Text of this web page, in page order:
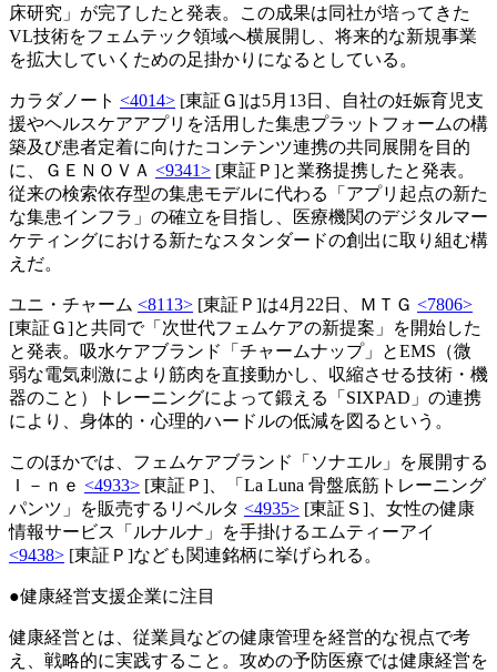
床研究」が完了したと発表。この成果は同社が培ってきた
VL技術をフェムテック領域へ横展開し、将来的な新規事業
を拡大していくための足掛かりになるとしている。
カラダノート <4014> [東証Ｇ]は5月13日、自社の妊娠育児支
援やヘルスケアアプリを活用した集患プラットフォームの構
築及び患者定着に向けたコンテンツ連携の共同展開を目的
に、ＧＥＮＯＶＡ <9341> [東証Ｐ]と業務提携したと発表。
従来の検索依存型の集患モデルに代わる「アプリ起点の新た
な集患インフラ」の確立を目指し、医療機関のデジタルマー
ケティングにおける新たなスタンダードの創出に取り組む構
えだ。
ユニ・チャーム <8113> [東証Ｐ]は4月22日、ＭＴＧ <7806>
[東証Ｇ]と共同で「次世代フェムケアの新提案」を開始した
と発表。吸水ケアブランド「チャームナップ」とEMS（微
弱な電気刺激により筋肉を直接動かし、収縮させる技術・機
器のこと）トレーニングによって鍛える「SIXPAD」の連携
により、身体的・心理的ハードルの低減を図るという。
このほかでは、フェムケアブランド「ソナエル」を展開する
Ｉ－ｎｅ <4933> [東証Ｐ]、「La Luna 骨盤底筋トレーニング
パンツ」を販売するリベルタ <4935> [東証Ｓ]、女性の健康
情報サービス「ルナルナ」を手掛けるエムティーアイ
<9438> [東証Ｐ]なども関連銘柄に挙げられる。
●健康経営支援企業に注目
健康経営とは、従業員などの健康管理を経営的な視点で考
え、戦略的に実践すること。攻めの予防医療では健康経営を